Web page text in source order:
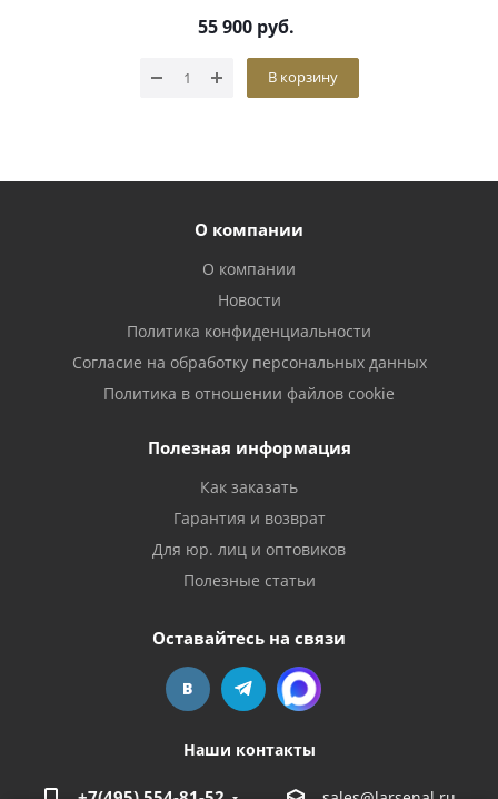
55 900руб.
В корзину
О компании
О компании
Новости
Политика конфиденциальности
Согласие на обработку персональных данных
Политика в отношении файлов cookie
Полезная информация
Как заказать
Гарантия и возврат
Для юр. лиц и оптовиков
Полезные статьи
Оставайтесь на связи
Наши контакты